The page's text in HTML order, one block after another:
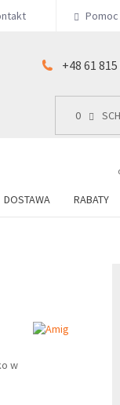
Pomoc
+48 61 815
0
DOSTAWA RABATY
0
00 86
w